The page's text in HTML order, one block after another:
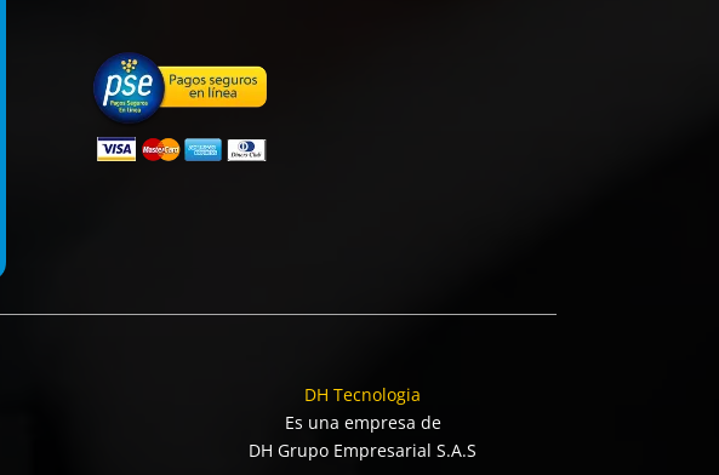
DH Tecnologia
Es una empresa de
DH Grupo Empresarial S.A.S